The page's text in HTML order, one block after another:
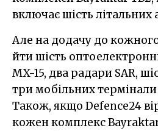
включає шість літальних
Але на додачу до
йти шість
MX-15, два радари SAR,
три мобільних
Також, якщо Defence24
кожен комплекс